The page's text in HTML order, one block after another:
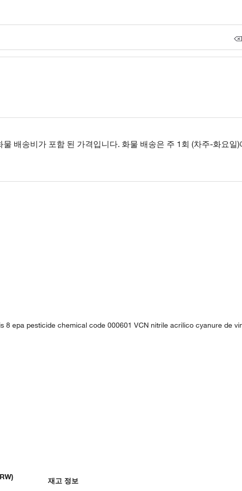
배송비가 포함 된 가격입니다. 화물 배송은 주 1회 (차주-화요
epa pesticide chemical code 000601 VCN nitrile acrilico cyanure de
) 재고 정보